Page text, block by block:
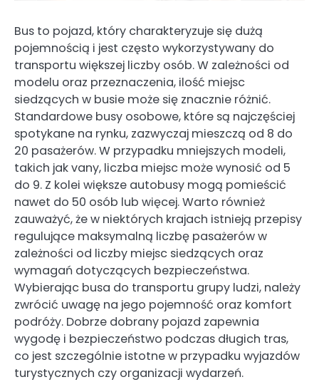
Bus to pojazd, który charakteryzuje się dużą
pojemnością i jest często wykorzystywany do
transportu większej liczby osób. W zależności od
modelu oraz przeznaczenia, ilość miejsc
siedzących w busie może się znacznie różnić.
Standardowe busy osobowe, które są najczęściej
spotykane na rynku, zazwyczaj mieszczą od 8 do
20 pasażerów. W przypadku mniejszych modeli,
takich jak vany, liczba miejsc może wynosić od 5
do 9. Z kolei większe autobusy mogą pomieścić
nawet do 50 osób lub więcej. Warto również
zauważyć, że w niektórych krajach istnieją przepisy
regulujące maksymalną liczbę pasażerów w
zależności od liczby miejsc siedzących oraz
wymagań dotyczących bezpieczeństwa.
Wybierając busa do transportu grupy ludzi, należy
zwrócić uwagę na jego pojemność oraz komfort
podróży. Dobrze dobrany pojazd zapewnia
wygodę i bezpieczeństwo podczas długich tras,
co jest szczególnie istotne w przypadku wyjazdów
turystycznych czy organizacji wydarzeń.